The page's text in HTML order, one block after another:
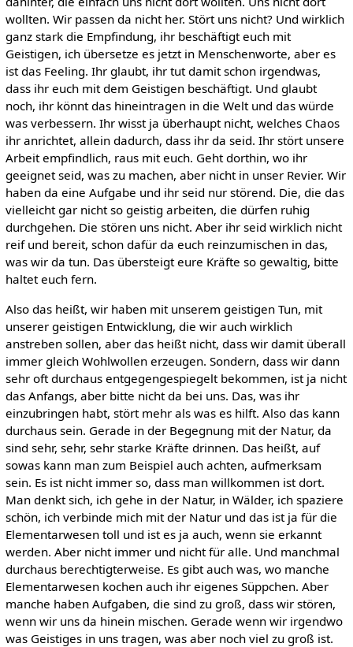
wollten. Wir passen da nicht her. Stört uns nicht? Und wirklich
ganz stark die Empfindung, ihr beschäftigt euch mit
Geistigen, ich übersetze es jetzt in Menschenworte, aber es
ist das Feeling. Ihr glaubt, ihr tut damit schon irgendwas,
dass ihr euch mit dem Geistigen beschäftigt. Und glaubt
noch, ihr könnt das hineintragen in die Welt und das würde
was verbessern. Ihr wisst ja überhaupt nicht, welches Chaos
ihr anrichtet, allein dadurch, dass ihr da seid. Ihr stört unsere
Arbeit empfindlich, raus mit euch. Geht dorthin, wo ihr
geeignet seid, was zu machen, aber nicht in unser Revier. Wir
haben da eine Aufgabe und ihr seid nur störend. Die, die das
vielleicht gar nicht so geistig arbeiten, die dürfen ruhig
durchgehen. Die stören uns nicht. Aber ihr seid wirklich nicht
reif und bereit, schon dafür da euch reinzumischen in das,
was wir da tun. Das übersteigt eure Kräfte so gewaltig, bitte
haltet euch fern.
Also das heißt, wir haben mit unserem geistigen Tun, mit
unserer geistigen Entwicklung, die wir auch wirklich
anstreben sollen, aber das heißt nicht, dass wir damit überall
immer gleich Wohlwollen erzeugen. Sondern, dass wir dann
sehr oft durchaus entgegengespiegelt bekommen, ist ja nicht
das Anfangs, aber bitte nicht da bei uns. Das, was ihr
einzubringen habt, stört mehr als was es hilft. Also das kann
durchaus sein. Gerade in der Begegnung mit der Natur, da
sind sehr, sehr, sehr starke Kräfte drinnen. Das heißt, auf
sowas kann man zum Beispiel auch achten, aufmerksam
sein. Es ist nicht immer so, dass man willkommen ist dort.
Man denkt sich, ich gehe in der Natur, in Wälder, ich spaziere
schön, ich verbinde mich mit der Natur und das ist ja für die
Elementarwesen toll und ist es ja auch, wenn sie erkannt
werden. Aber nicht immer und nicht für alle. Und manchmal
durchaus berechtigterweise. Es gibt auch was, wo manche
Elementarwesen kochen auch ihr eigenes Süppchen. Aber
manche haben Aufgaben, die sind zu groß, dass wir stören,
wenn wir uns da hinein mischen. Gerade wenn wir irgendwo
was Geistiges in uns tragen, was aber noch viel zu groß ist.